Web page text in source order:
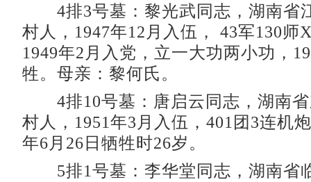
4排3号墓：黎光武同志，湖南省
村人，1947年12月入伍， 43军130师
1949年2月入党，立一大功两小功，
牲。母亲：黎何氏。
4排10号墓：唐启云同志，湖南省
村人，1951年3月入伍，401团3连机
年6月26日牺牲时26岁。
5排1号墓：李华堂同志，湖南省